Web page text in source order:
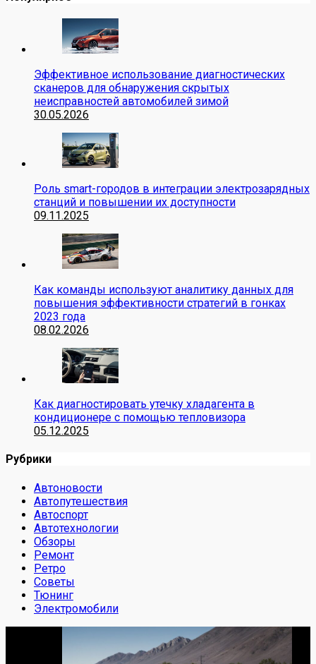
Эффективное использование диагностических
сканеров для обнаружения скрытых
неисправностей автомобилей зимой
30.05.2026
Роль smart-городов в интеграции электрозарядных
станций и повышении их доступности
09.11.2025
Как команды используют аналитику данных для
повышения эффективности стратегий в гонках
2023 года
08.02.2026
Как диагностировать утечку хладагента в
кондиционере с помощью тепловизора
05.12.2025
Рубрики
Автоновости
Автопутешествия
Автоспорт
Автотехнологии
Обзоры
Ремонт
Ретро
Советы
Тюнинг
Электромобили